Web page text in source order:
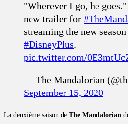
"Wherever I go, he
new trailer for
streaming the new
#DisneyPlus.
pic.twitter.com/
— The Mandalorian
September 15, 2020
La deuxième saison de The Mandalorian